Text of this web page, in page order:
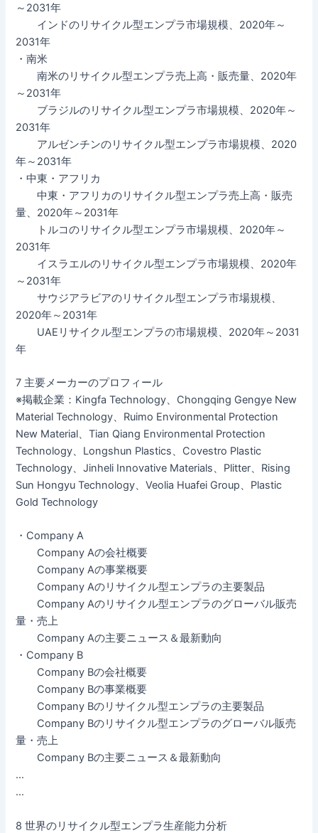
～2031年
インドのリサイクル型エンプラ市場規模、2020年～
2031年
・南米
南米のリサイクル型エンプラ売上高・販売量、2020年
～2031年
ブラジルのリサイクル型エンプラ市場規模、2020年～
2031年
アルゼンチンのリサイクル型エンプラ市場規模、2020
年～2031年
・中東・アフリカ
中東・アフリカのリサイクル型エンプラ売上高・販売
量、2020年～2031年
トルコのリサイクル型エンプラ市場規模、2020年～
2031年
イスラエルのリサイクル型エンプラ市場規模、2020年
～2031年
サウジアラビアのリサイクル型エンプラ市場規模、
2020年～2031年
UAEリサイクル型エンプラの市場規模、2020年～2031
年
7 主要メーカーのプロフィール
※掲載企業：Kingfa Technology、Chongqing Gengye New
Material Technology、Ruimo Environmental Protection
New Material、Tian Qiang Environmental Protection
Technology、Longshun Plastics、Covestro Plastic
Technology、Jinheli Innovative Materials、Plitter、Rising
Sun Hongyu Technology、Veolia Huafei Group、Plastic
Gold Technology
・Company A
Company Aの会社概要
Company Aの事業概要
Company Aのリサイクル型エンプラの主要製品
Company Aのリサイクル型エンプラのグローバル販売
量・売上
Company Aの主要ニュース＆最新動向
・Company B
Company Bの会社概要
Company Bの事業概要
Company Bのリサイクル型エンプラの主要製品
Company Bのリサイクル型エンプラのグローバル販売
量・売上
Company Bの主要ニュース＆最新動向
…
…
8 世界のリサイクル型エンプラ生産能力分析